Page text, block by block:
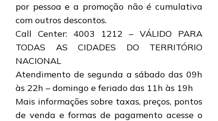
por pessoa e a promoção não é cumulativa
com outros descontos.
Call Center: 4003 1212 – VÁLIDO PARA
TODAS AS CIDADES DO TERRITÓRIO
NACIONAL
Atendimento de segunda a sábado das 09h
às 22h – domingo e feriado das 11h às 19h
Mais informações sobre taxas, preços, pontos
de venda e formas de pagamento acesse o